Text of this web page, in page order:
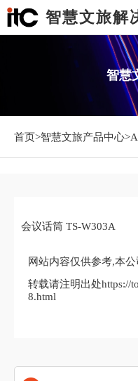
智慧文旅解
智慧
首页>智慧文旅产品中心
会议话筒 TS-W303A
网站内容仅供参考,本
转载请注明出处https://
8.html